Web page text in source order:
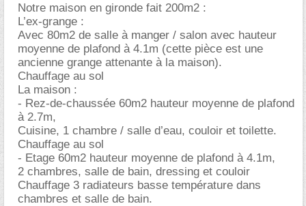
Notre maison en gironde fait 200m2 :
L’ex-grange :
Avec 80m2 de salle à manger / salon avec hauteur
moyenne de plafond à 4.1m (cette pièce est une
ancienne grange attenante à la maison).
Chauffage au sol
La maison :
- Rez-de-chaussée 60m2 hauteur moyenne de plafond
à 2.7m,
Cuisine, 1 chambre / salle d’eau, couloir et toilette.
Chauffage au sol
- Etage 60m2 hauteur moyenne de plafond à 4.1m,
2 chambres, salle de bain, dressing et couloir
Chauffage 3 radiateurs basse température dans
chambres et salle de bain.